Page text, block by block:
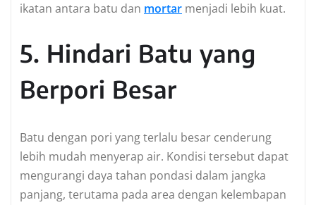
ikatan antara batu dan mortar menjadi lebih kuat.
5. Hindari Batu yang
Berpori Besar
Batu dengan pori yang terlalu besar cenderung
lebih mudah menyerap air. Kondisi tersebut dapat
mengurangi daya tahan pondasi dalam jangka
panjang, terutama pada area dengan kelembapan